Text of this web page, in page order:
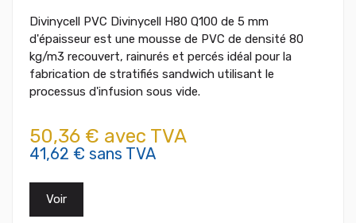
Divinycell PVC Divinycell H80 Q100 de 5 mm
d'épaisseur est une mousse de PVC de densité 80
kg/m3 recouvert, rainurés et percés idéal pour la
fabrication de stratifiés sandwich utilisant le
processus d'infusion sous vide.
50,36 € avec TVA
41,62 € sans TVA
Voir